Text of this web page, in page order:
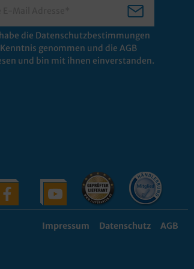
die Datenschutzbestimmungen
genommen und die AGB
und bin mit ihnen einverstanden.
Impressum Datenschutz AGB